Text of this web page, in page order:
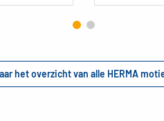
het overzicht van alle HERMA